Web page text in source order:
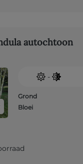
Betula pendula autochtoon
-
Grond
Bloei